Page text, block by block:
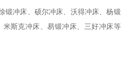
锻冲床、硕尔冲床、沃得冲床、杨锻
斯克冲床、易锻冲床、三好冲床等